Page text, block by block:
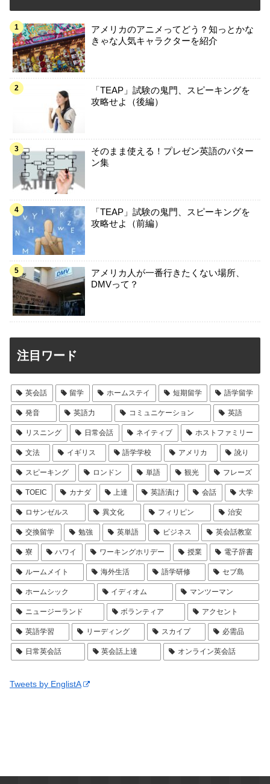
アメリカのアニメってどう？知っとかな
きゃな人気キャラクターを紹介
「TEAP」試験の鬼門、スピーキングを
攻略せよ（後編）
そのまま使える！プレゼン英語のパター
ン集
「TEAP」試験の鬼門、スピーキングを
攻略せよ（前編）
アメリカ人が一番行きたくない場所、
DMVって？
注目ワード
英会話 留学 ホームステイ 短期留学 語学留学
発音 英語力 コミュニケーション 英語
リスニング 日常会話 ネイティブ ホストファミリー
文法 イギリス 語学学校 アメリカ 訛り
スピーキング ロンドン 単語 観光 フレーズ
TOEIC カナダ 上達 英語漬け 会話 大学
ロサンゼルス 異文化 フィリピン 治安
交換留学 勉強 英単語 ビジネス 英会話教室
寮 ハワイ ワーキングホリデー 授業 電子辞書
ルームメイト 海外生活 語学研修 セブ島
ホームシック イディオム マンツーマン
ニュージーランド ボランティア アクセント
英語学習 リーディング スカイプ 必需品
日常英会話 英会話上達 オンライン英会話
Tweets by EnglistA